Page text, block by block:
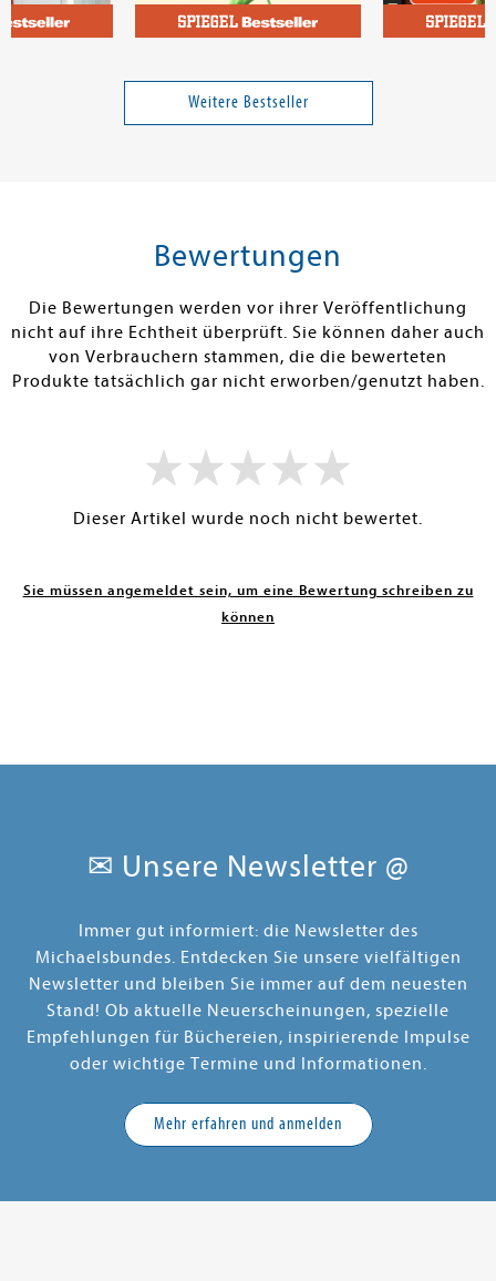
Im Grunde gut
Warenkorb
Weitere Bestseller
Bewertungen
Die Bewertungen werden vor ihrer Veröffentlichung
nicht auf ihre Echtheit überprüft. Sie können daher auch
von Verbrauchern stammen, die die bewerteten
Produkte tatsächlich gar nicht erworben/genutzt haben.
Dieser Artikel wurde noch nicht bewertet.
Sie müssen angemeldet sein, um eine Bewertung schreiben zu
können
✉ Unsere Newsletter @
Immer gut informiert: die Newsletter des
Michaelsbundes. Entdecken Sie unsere vielfältigen
Newsletter und bleiben Sie immer auf dem neuesten
Stand! Ob aktuelle Neuerscheinungen, spezielle
Empfehlungen für Büchereien, inspirierende Impulse
oder wichtige Termine und Informationen.
Mehr erfahren und anmelden